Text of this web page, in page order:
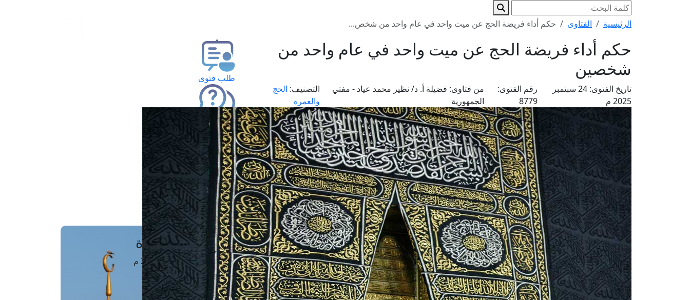
الرئيسية الفتاوى حكم أداء فريضة الحج عن ميت واحد في عام واحد من شخص...
حكم أداء فريضة الحج عن ميت واحد في عام واحد من
شخصين
تاريخ الفتوى:
24 سبتمبر
2025 م
رقم الفتوى:
8779
من فتاوى: فضيلة أ. د/ نظير محمد عياد - مفتي
الجمهورية
التصنيف: الحج
والعمرة
طلب فتوى
استعلام عن فتوى
حجز موعد
الفتوى الهاتفية
مَواقِيتُ الصَّـــلاة
القاهرة · 09 أغسطس 2026 م
الفجر
4 :43